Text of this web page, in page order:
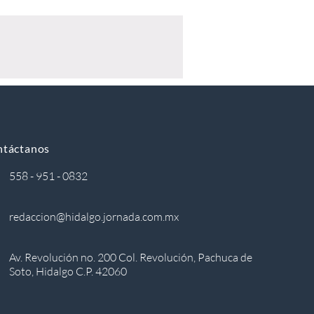
558 - 951 - 0832
redaccion@hidalgo.jornada.com.mx
Av. Revolución no. 200 Col. Revolución, Pachuca de
Soto, Hidalgo C.P. 42060